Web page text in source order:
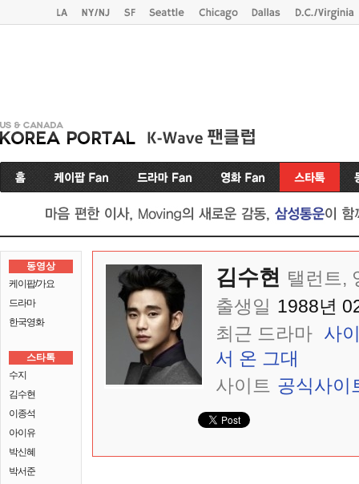
동영상
케이팝/가요
드라마
한국영화
스타톡
수지
김수현
이종석
아이유
박신혜
박서준
김수현 탤런트,
출생일 1988년
최근 드라마 사
서 온 그대
사이트 공식사이